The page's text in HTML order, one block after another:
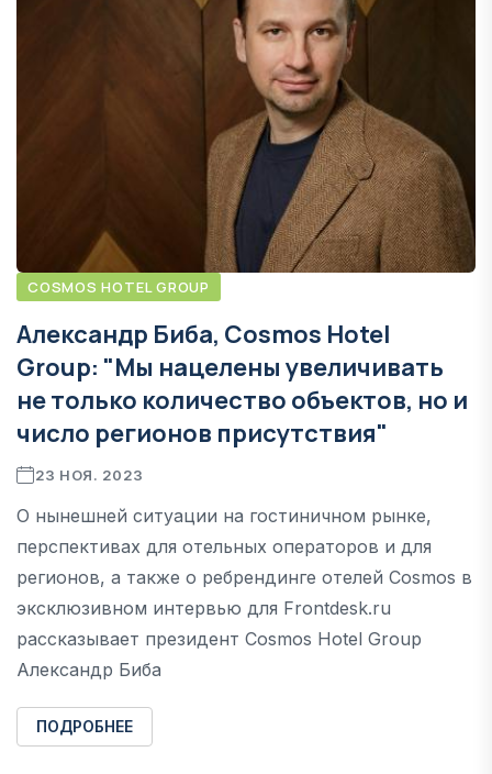
COSMOS HOTEL GROUP
Александр Биба, Cosmos Hotel
Group: "Мы нацелены увеличивать
не только количество объектов, но и
число регионов присутствия"
23 НОЯ. 2023
О нынешней ситуации на гостиничном рынке,
перспективах для отельных операторов и для
регионов, а также о ребрендинге отелей Cosmos в
эксклюзивном интервью для Frontdesk.ru
рассказывает президент Cosmos Hotel Group
Александр Биба
ПОДРОБНЕЕ